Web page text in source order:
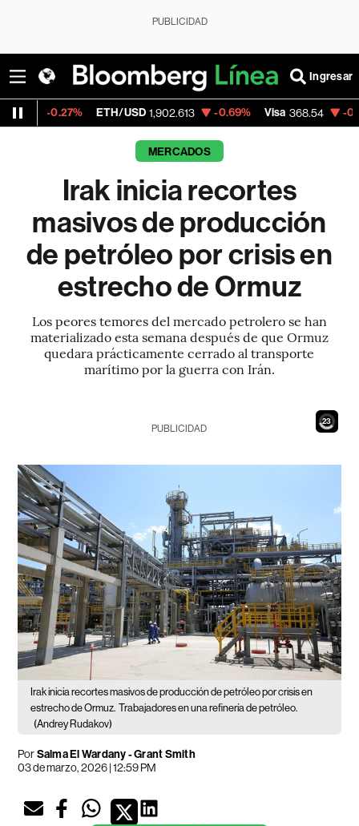
PUBLICIDAD
Ingresar
ETH/USD 1,902.613 -0.69% Visa 368.54 -0.28%
MERCADOS
Irak inicia recortes
masivos de producción
de petróleo por crisis en
estrecho de Ormuz
Los peores temores del mercado petrolero se han
materializado esta semana después de que Ormuz
quedara prácticamente cerrado al transporte
marítimo por la guerra con Irán.
21
PUBLICIDAD
Irak inicia recortes masivos de producción de petróleo por crisis en
estrecho de Ormuz. Trabajadores en una refinería de petróleo.
(Andrey Rudakov)
PorSalma El Wardany - Grant Smith
03 de marzo, 2026 | 12:59 PM